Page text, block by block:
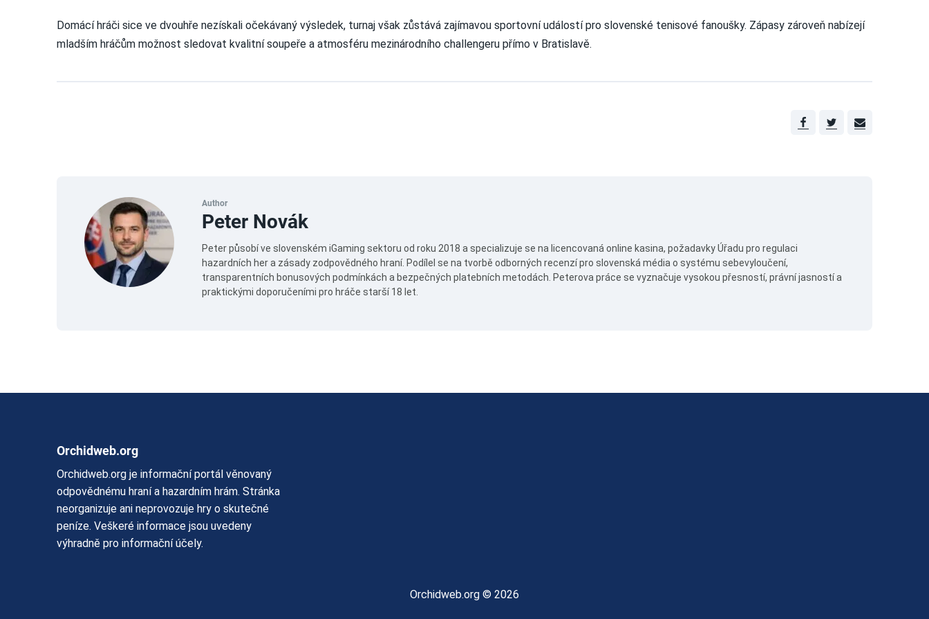
Domácí hráči sice ve dvouhře nezískali očekávaný výsledek, turnaj však zůstává zajímavou sportovní událostí pro slovenské tenisové fanoušky. Zápasy zároveň nabízejí
mladším hráčům možnost sledovat kvalitní soupeře a atmosféru mezinárodního challengeru přímo v Bratislavě.
Author
Peter Novák
Peter působí ve slovenském iGaming sektoru od roku 2018 a specializuje se na licencovaná online kasina, požadavky Úřadu pro regulaci
hazardních her a zásady zodpovědného hraní. Podílel se na tvorbě odborných recenzí pro slovenská média o systému sebevyloučení,
transparentních bonusových podmínkách a bezpečných platebních metodách. Peterova práce se vyznačuje vysokou přesností, právní jasností a
praktickými doporučeními pro hráče starší 18 let.
Orchidweb.org
Orchidweb.org je informační portál věnovaný
odpovědnému hraní a hazardním hrám. Stránka
neorganizuje ani neprovozuje hry o skutečné
peníze. Veškeré informace jsou uvedeny
výhradně pro informační účely.
Orchidweb.org © 2026